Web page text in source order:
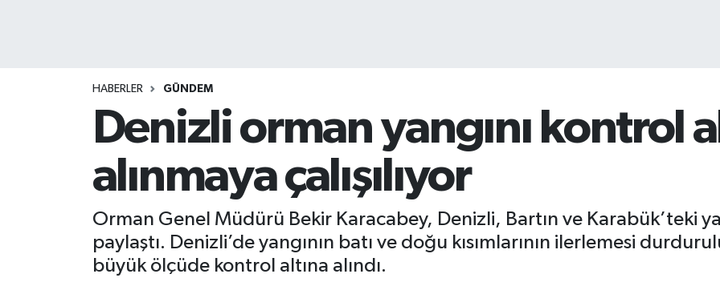
HABERLER GÜNDEM
Denizli orman yangını kontrol
alınmaya çalışılıyor
Orman Genel Müdürü Bekir Karacabey, Denizli, Bartın ve Karabük’teki
paylaştı. Denizli’de yangının batı ve doğu kısımlarının ilerlemesi
büyük ölçüde kontrol altına alındı.